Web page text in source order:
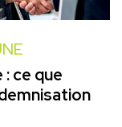
ce que